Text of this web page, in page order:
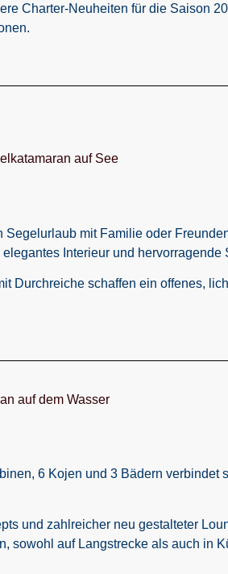
Charter-Neuheiten für die Saison
mit Familie oder
Interieur und hervorragende
Durchreiche schaffen ein offenes,
6 Kojen und 3 Bädern verbindet
und zahlreicher neu gestalteter
sowohl auf Langstrecke als auch in